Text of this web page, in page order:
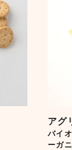
アグ
バイ
ーガ